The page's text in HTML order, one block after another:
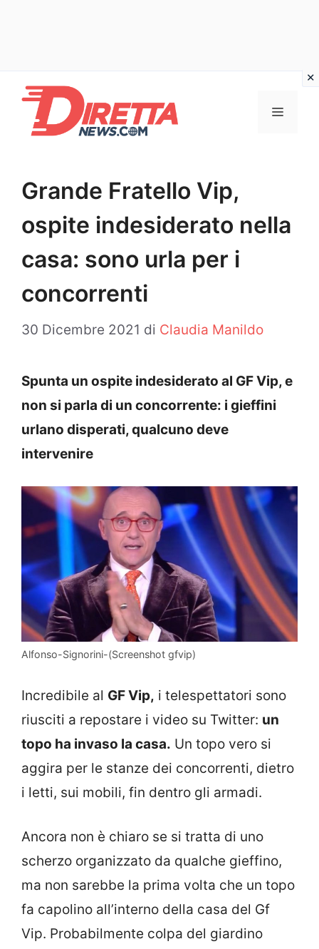
contenuto
Menu
Grande Fratello Vip,
ospite indesiderato nella
casa: sono urla per i
concorrenti
30 Dicembre 2021 di Claudia Manildo
Spunta un ospite indesiderato al GF Vip, e
non si parla di un concorrente: i gieffini
urlano disperati, qualcuno deve
intervenire
Alfonso-Signorini-(Screenshot gfvip)
Incredibile al GF Vip, i telespettatori sono
riusciti a repostare i video su Twitter: un
topo ha invaso la casa. Un topo vero si
aggira per le stanze dei concorrenti, dietro
i letti, sui mobili, fin dentro gli armadi.
Ancora non è chiaro se si tratta di uno
scherzo organizzato da qualche gieffino,
ma non sarebbe la prima volta che un topo
fa capolino all’interno della casa del Gf
Vip. Probabilmente colpa del giardino